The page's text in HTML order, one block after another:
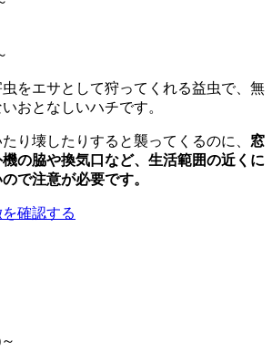
をエサとして狩ってくれる益虫で、無
おとなしいハチです。
り壊したりすると襲ってくるのに、 窓
の脇や換気口など、 生活範囲の近くに
で注意が必要です。
確認する